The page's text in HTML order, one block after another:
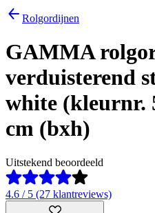
Rolgordijnen
GAMMA
verduisterend
white (kleurnr.
cm (bxh)
Uitstekend beoordeeld
4.6 / 5 (27 klantreviews)